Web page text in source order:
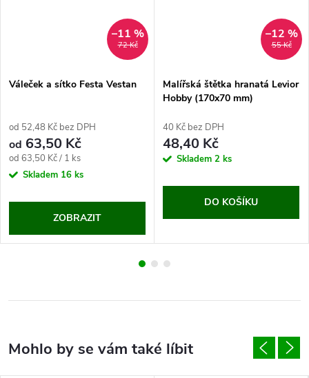
72 Kč
–11 %
Váleček a sítko Festa Vestan
od 52,48 Kč bez DPH
od 63,50 Kč
Měrná
cena:
od 63,50 Kč / 1 ks
Skladem 16 ks
ZOBRAZIT
55 Kč
–12 %
Malířská štětka hranatá Levior
Hobby (170x70 mm)
40 Kč bez DPH
48,40 Kč
Skladem 2 ks
DO KOŠÍKU